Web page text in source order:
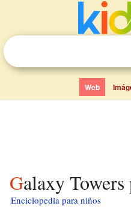
Web
Galaxy
Enciclopedia para niños